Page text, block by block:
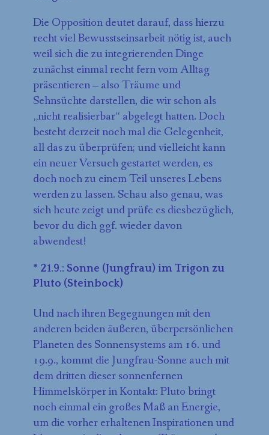
Die Opposition deutet darauf, dass hierzu
recht viel Bewusstseinsarbeit nötig ist, auch
weil sich die zu integrierenden Dinge
zunächst einmal recht fern vom Alltag
präsentieren – also Träume und
Sehnsüchte darstellen, die wir schon als
„nicht realisierbar“ abgelegt hatten. Doch
besteht derzeit noch mal die Gelegenheit,
all das zu überprüfen; und vielleicht kann
ein neuer Versuch gestartet werden, es
doch noch zu einem Teil unseres Lebens
werden zu lassen. Schau also genau, was
sich heute zeigt und prüfe es diesbezüglich,
bevor du dich ggf. wieder davon
abwendest!
* 21.9.: Sonne (Jungfrau) im Trigon zu
Pluto (Steinbock)
Und nach ihren Begegnungen mit den
anderen beiden äußeren, überpersönlichen
Planeten des Sonnensystems am 16. und
19.9., kommt die Jungfrau-Sonne auch mit
dem dritten dieser sonnenfernen
Himmelskörper in Kontakt: Pluto bringt
noch einmal ein großes Maß an Energie,
um die vorher erhaltenen Inspirationen und